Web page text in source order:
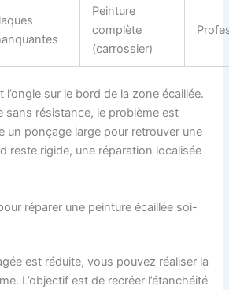
Peinture
complète
(carrossier)
l’ongle sur le bord de la zone écaillée.
sans résistance, le problème est
un ponçage large pour retrouver une
reste rigide, une réparation localisée
réparer une peinture écaillée soi-
est réduite, vous pouvez réaliser la
L’objectif est de recréer l’étanchéité